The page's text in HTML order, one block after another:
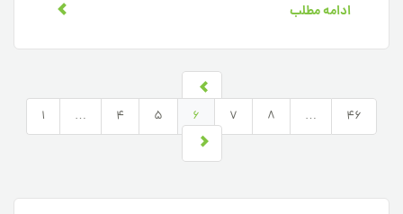
ادامه مطلب
1 … 4 5 6 7 8 … 46